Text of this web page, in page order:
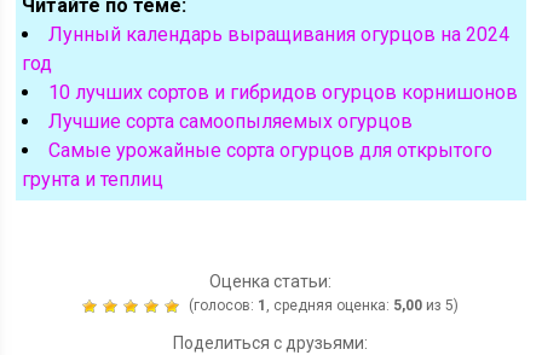
Читайте по теме:
Лунный календарь выращивания огурцов на 2024
год
10 лучших сортов и гибридов огурцов корнишонов
Лучшие сорта самоопыляемых огурцов
Самые урожайные сорта огурцов для открытого
грунта и теплиц
Оценка статьи:
(голосов: 1 , средняя оценка: 5,00 из 5)
Поделиться с друзьями: